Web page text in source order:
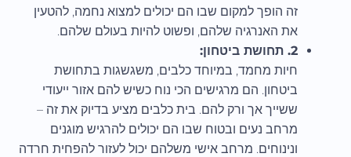
זה הופך למקום שבו הם יכולים למצוא נחמה, להטעין
את האנרגיה שלהם, ופשוט להיות בעולם שלהם.
2. תחושת ביטחון:
חיות מחמד, במיוחד כלבים, משגשגות בתחושת
ביטחון. הם מרגישים הכי נוח כשיש להם אזור ייעודי
ששייך אך ורק להם. בית כלבים מציע בדיוק את זה –
מרחב נעים ובטוח שבו הם יכולים להרגיש מוגנים
ונינוחים. מרחב אישי משלהם יכול לעזור להפחית חרדה